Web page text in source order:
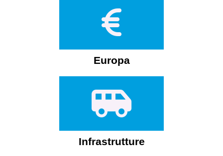
Europa
Infrastrutture